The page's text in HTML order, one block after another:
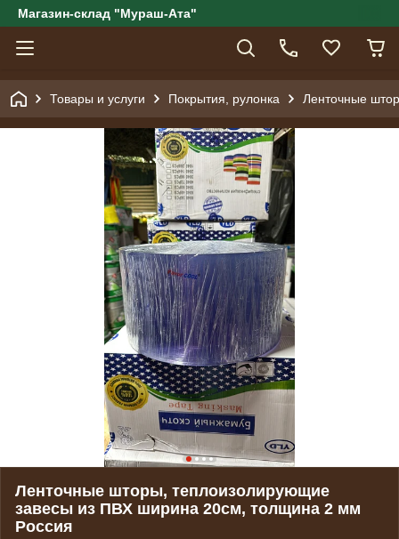
Магазин-склад "Мураш-Ата"
Товары и услуги Покрытия, рулонка Ленточные
Ленточные шторы, теплоизолирующие
завесы из ПВХ ширина 20см, толщина 2 мм
Россия